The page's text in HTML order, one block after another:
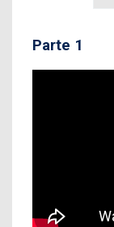
Parte 1